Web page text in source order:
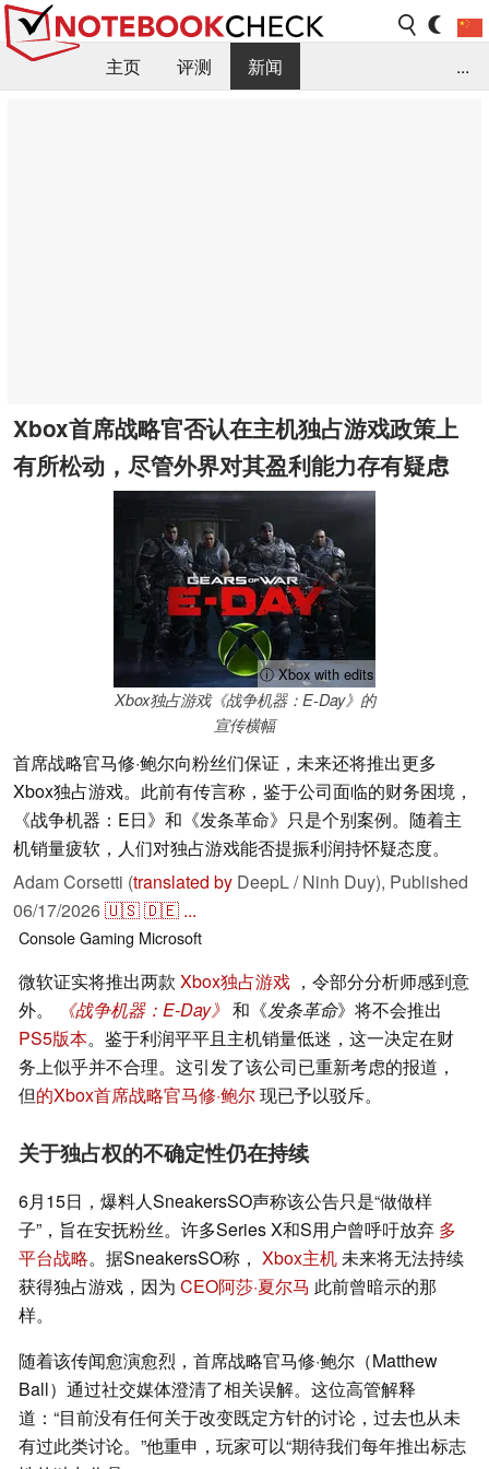
主页 评测
新闻
...
Xbox首席战略官否认在主机独占游戏政策上
有所松动，尽管外界对其盈利能力存有疑虑
ⓘ Xbox with edits
Xbox独占游戏《战争机器：E-Day》的
宣传横幅
首席战略官马修·鲍尔向粉丝们保证，未来还将推出更多
Xbox独占游戏。此前有传言称，鉴于公司面临的财务困境，
《战争机器：E日》和《发条革命》只是个别案例。随着主
机销量疲软，人们对独占游戏能否提振利润持怀疑态度。
Adam Corsetti (translated by DeepL / Ninh Duy), Published
06/17/2026🇺🇸🇩🇪 ...
ConsoleGaming Microsoft
微软证实将推出两款 Xbox独占游戏 ，令部分分析师感到意
外。
《战争机器：E-Day》 和《发条革命》将不会推出
PS5版本。鉴于利润平平且主机销量低迷，这一决定在财
务上似乎并不合理。这引发了该公司已重新考虑的报道，
但的Xbox首席战略官马修·鲍尔现已予以驳斥。
关于独占权的不确定性仍在持续
6月15日，爆料人SneakersSO声称该公告只是“做做样
子”，旨在安抚粉丝。许多Series X和S用户曾呼吁放弃 多
平台战略。据SneakersSO称， Xbox主机未来将无法持续
获得独占游戏，因为 CEO阿莎·夏尔马 此前曾暗示的那
样。
随着该传闻愈演愈烈，首席战略官马修·鲍尔（Matthew
Ball）通过社交媒体澄清了相关误解。这位高管解释
道：“目前没有任何关于改变既定方针的讨论，过去也从未
有过此类讨论。”他重申，玩家可以“期待我们每年推出标志